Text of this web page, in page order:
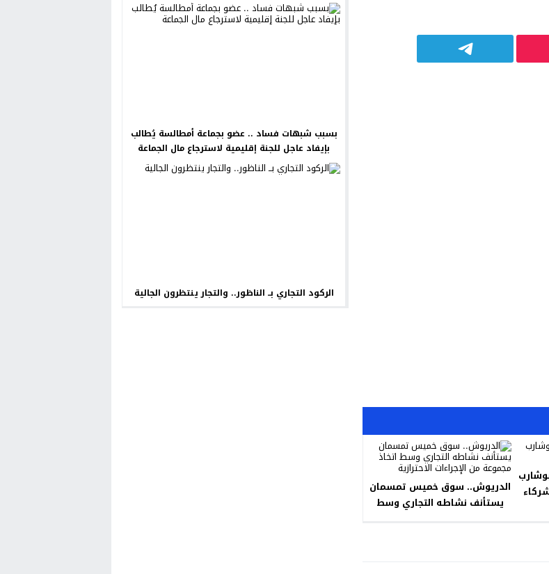
الدريوش.. سوق خميس تمسمان
يستأنف نشاطه التجاري وسط
بسبب شبهات فساد .. عضو بجماعة أمطالسة يُطالب
بإيفاد عاجل للجنة إقليمية لاسترجاع مال الجماعة
الركود التجاري بــ الناظور.. والتجار ينتظرون الجالية